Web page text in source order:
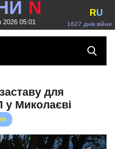
N
2026 05:01 1627 днів війни
RU
для
у Миколаєві